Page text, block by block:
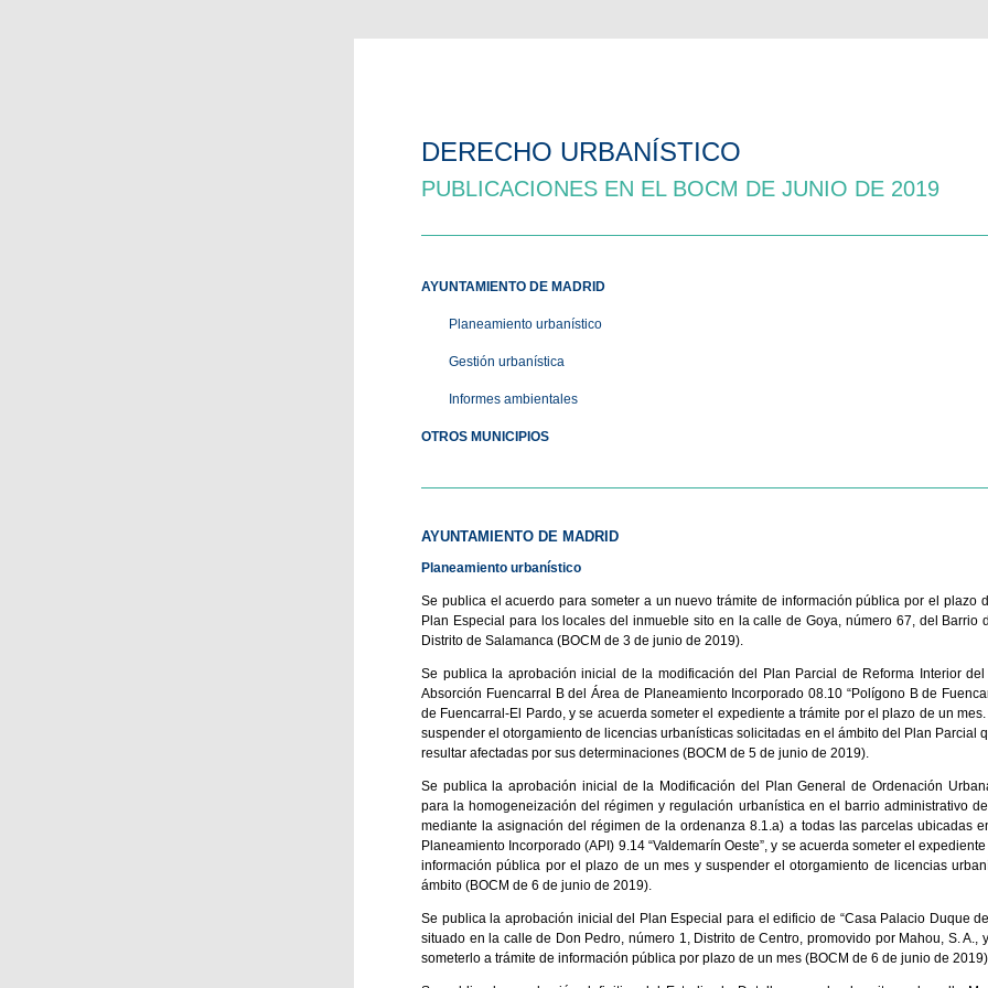
DERECHO URBANÍSTICO
PUBLICACIONES EN EL BOCM DE JUNIO DE 2019
AYUNTAMIENTO DE MADRID
Planeamiento urbanístico
Gestión urbanística
Informes ambientales
OTROS MUNICIPIOS
AYUNTAMIENTO DE MADRID
Planeamiento urbanístico
Se publica el acuerdo para someter a un nuevo trámite de información pública por el plazo
Plan Especial para los locales del inmueble sito en la calle de Goya, número 67, del Barrio
Distrito de Salamanca (BOCM de 3 de junio de 2019).
Se publica la aprobación inicial de la modificación del Plan Parcial de Reforma Interior del
Absorción Fuencarral B del Área de Planeamiento Incorporado 08.10 “Polígono B de
de Fuencarral-El Pardo, y se acuerda someter el expediente a trámite por el plazo de un mes.
suspender el otorgamiento de licencias urbanísticas solicitadas en el ámbito del Plan Parcial
resultar afectadas por sus determinaciones (BOCM de 5 de junio de 2019).
Se publica la aprobación inicial de la Modificación del Plan General de Ordenación
para la homogeneización del régimen y regulación urbanística en el barrio administrativo
mediante la asignación del régimen de la ordenanza 8.1.a) a todas las parcelas ubicadas
Planeamiento Incorporado (API) 9.14 “Valdemarín Oeste”, y se acuerda someter el
información pública por el plazo de un mes y suspender el otorgamiento de licencias
ámbito (BOCM de 6 de junio de 2019).
Se publica la aprobación inicial del Plan Especial para el edificio de “Casa Palacio Duque
situado en la calle de Don Pedro, número 1, Distrito de Centro, promovido por Mahou, S. A.,
someterlo a trámite de información pública por plazo de un mes (BOCM de 6 de junio de